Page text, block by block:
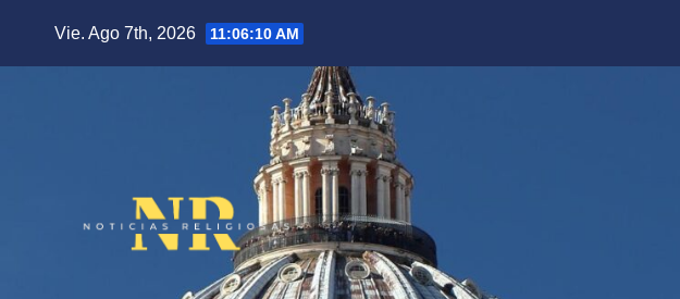
Vie. Ago 7th, 2026 11:06:11 AM